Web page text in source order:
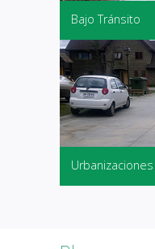
Bajo Tránsito
Urbanizaciones